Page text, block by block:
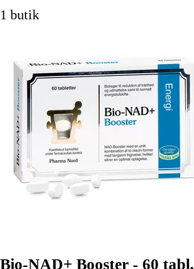
1 butik
Bio-NAD+ Booster - 60 tabl.